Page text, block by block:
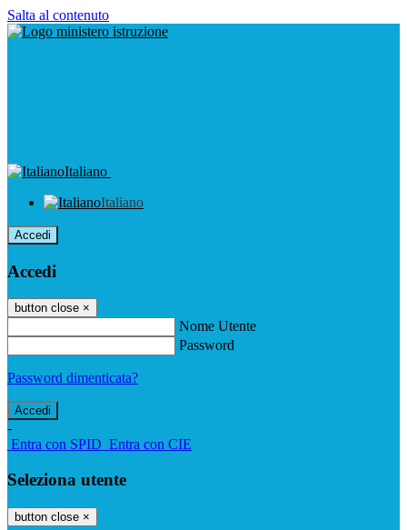
Salta al contenuto
Italiano
Italiano
Accedi
Accedi
button close ×
Nome Utente
Password
Password dimenticata?
-
Entra con SPID Entra con CIE
Seleziona utente
button close ×